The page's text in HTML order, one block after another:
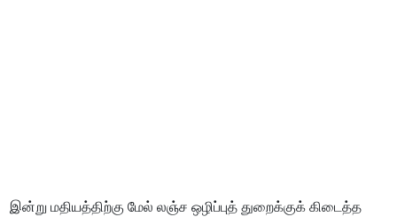
இன்று மதியத்திற்கு மேல் லஞ்ச ஒழிப்புத் துறைக்குக் கிடைத்த